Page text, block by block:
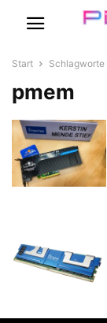
Start Schlagworte
pmem